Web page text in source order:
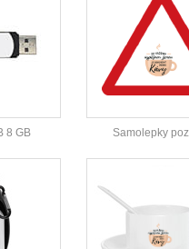
8 GB Samolepky